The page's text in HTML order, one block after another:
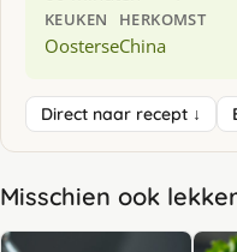
KEUKEN
Oosterse
HERKOMST
China
Direct naar recept ↓
Misschien ook lekker